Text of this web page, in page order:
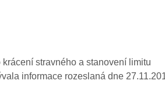
stravného a stanovení limitu
informace rozeslaná dne